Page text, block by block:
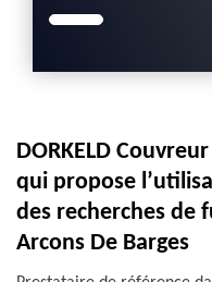
DORKELD
qui propose
des recherches de
Arcons De Barges